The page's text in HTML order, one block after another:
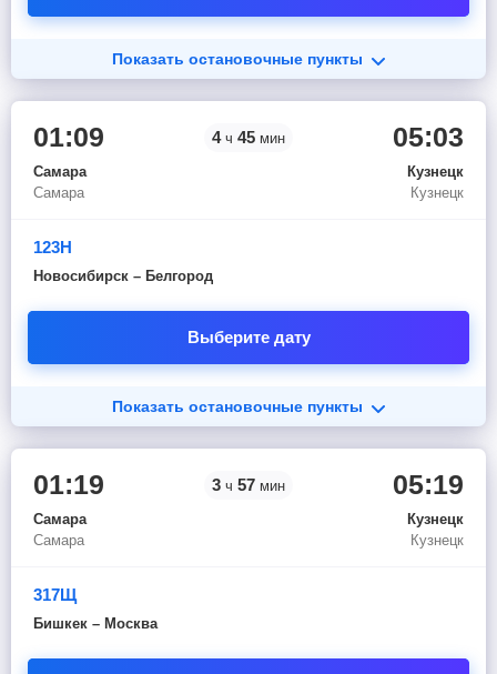
Показать остановочные пункты
01:09
Самара
Самара
4 ч 45 мин 05:03
Кузнецк
Кузнецк
123Н
Новосибирск – Белгород
Выберите дату
Показать остановочные пункты
01:19
Самара
Самара
3 ч 57 мин 05:19
Кузнецк
Кузнецк
317Щ
Бишкек – Москва